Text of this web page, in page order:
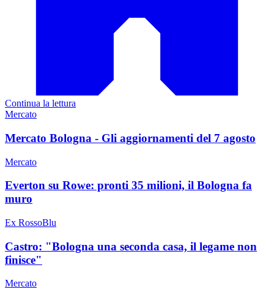
Continua la lettura
Mercato
Mercato Bologna - Gli aggiornamenti del 7 agosto
Mercato
Everton su Rowe: pronti 35 milioni, il Bologna fa
muro
Ex RossoBlu
Castro: "Bologna una seconda casa, il legame non
finisce"
Mercato